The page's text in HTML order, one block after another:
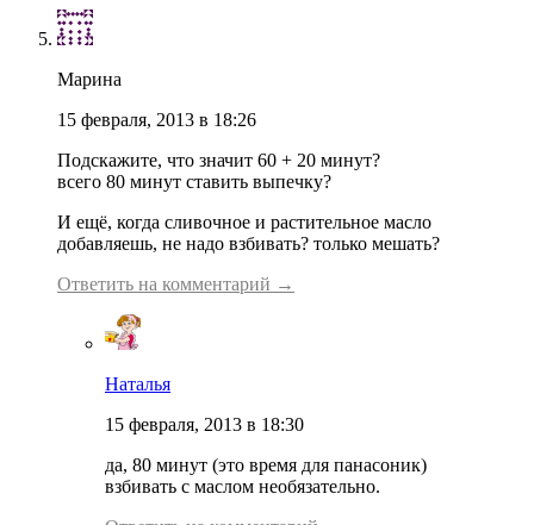
Марина
15 февраля, 2013 в 18:26
Подскажите, что значит 60 + 20 минут?
всего 80 минут ставить выпечку?
И ещё, когда сливочное и растительное масло
добавляешь, не надо взбивать? только мешать?
Ответить на комментарий →
Наталья
15 февраля, 2013 в 18:30
да, 80 минут (это время для панасоник)
взбивать с маслом необязательно.